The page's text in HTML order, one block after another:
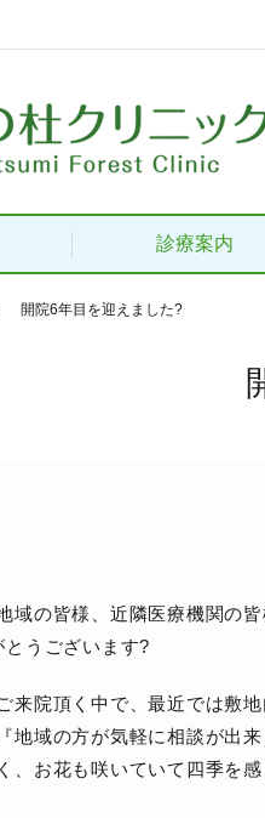
診療案内
開院6年目を迎えました?
域の皆様、近隣医療機関の
うございます?
来院頂く中で、最近では敷
地域の方が気軽に相談が出
、お花も咲いていて四季を